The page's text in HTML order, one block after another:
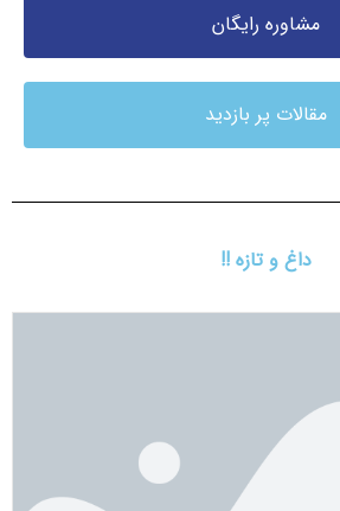
مشاوره رایگان
مقالات پر بازدید
داغ و تازه !!